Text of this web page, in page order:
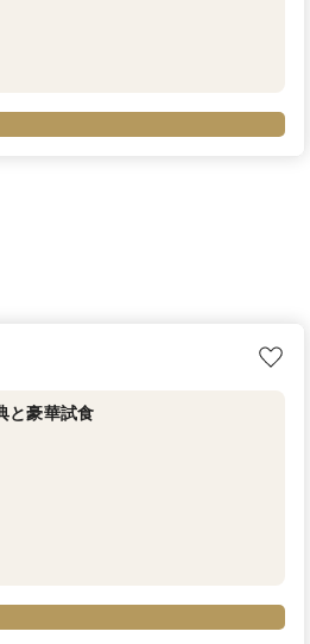
と豪華試食